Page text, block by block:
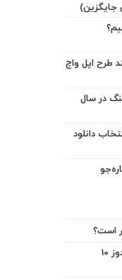
جایگزین)
طرح اپل واچ
در سال
دانلود
چگونه از قفل شدن خودکار ویندوز 11 یا ویندوز 10